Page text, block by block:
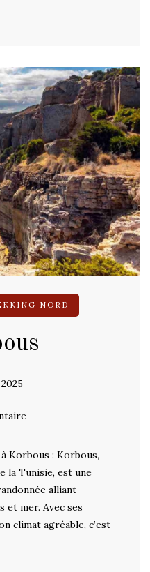
NORD
Korbous : Korbous,
la Tunisie, est une
alliant
et mer. Avec ses
climat agréable, c’est